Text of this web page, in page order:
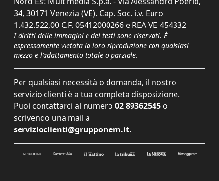
34, 30171 Venezia (VE). Cap. Soc. i.v. Euro
1.432.522,00 C.F. 05412000266 e REA VE-454332
I diritti delle immagini e dei testi sono riservati. È
espressamente vietata la loro riproduzione con qualsiasi
mezzo e l'adattamento totale o parziale.
Per qualsiasi necessità o domanda, il nostro
servizio clienti è a tua completa disposizione.
Puoi contattarci al numero 02 89362545 o
scrivendo una mail a
servizioclienti@grupponem.it.